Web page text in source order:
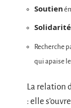
Soutien
Solidarité
Recherche
qui apaise
La relation
: elle